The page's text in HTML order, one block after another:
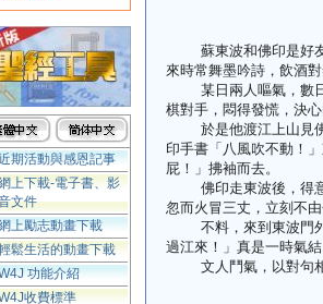
期活動與感恩記事
上下載-電子書、影
文件
上勵志動畫下載
鬆生活的動畫下載
功能介紹
收費標準
蘇東波和佛印是好友
來時常舞墨吟詩，飲酒
某日兩人嘔氣，數日
棋對手，悶得發慌，決
於是他渡江上山見佛
印手書「八風吹不動！
屁！」拂袖而去。
佛印走東波後，得意
忽而火冒三丈，立刻不
不料，來到東波門外
過江來！」真是一時氣
文人鬥氣，以對句相